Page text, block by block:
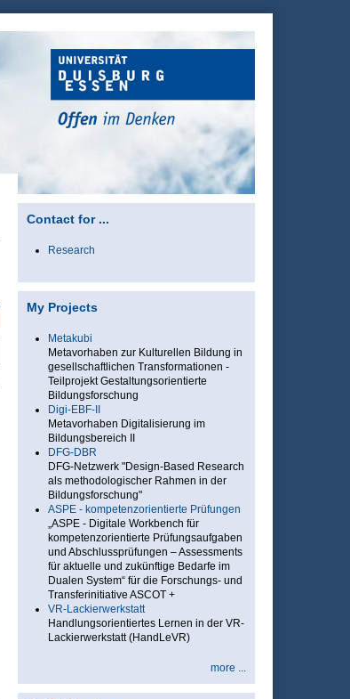
Contact for ...
Research
My Projects
Metakubi
Metavorhaben zur Kulturellen Bildung in
gesellschaftlichen Transformationen -
Teilprojekt Gestaltungsorientierte
Bildungsforschung
Digi-EBF-II
Metavorhaben Digitalisierung im
Bildungsbereich II
DFG-DBR
DFG-Netzwerk "Design-Based Research
als methodologischer Rahmen in der
Bildungsforschung"
ASPE - kompetenzorientierte Prüfungen
„ASPE - Digitale Workbench für
kompetenzorientierte Prüfungsaufgaben
und Abschlussprüfungen – Assessments
für aktuelle und zukünftige Bedarfe im
Dualen System“ für die Forschungs- und
Transferinitiative ASCOT +
VR-Lackierwerkstatt
Handlungsorientiertes Lernen in der VR-
Lackierwerkstatt (HandLeVR)
more ...